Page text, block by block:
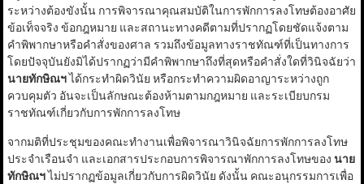
ระหว่างต้องขังนั้น การพิจารณาคุณสมบัติในการพักการลงโทษต้องอาศัย
ข้อเท็จจริง ข้อกฎหมาย และสถานะทางคดีตามที่ปรากฏโดยชัดแจ้งตาม
คำพิพากษาหรือคำสั่งของศาล รวมถึงข้อมูลทางราชทัณฑ์ที่เป็นทางการ
โดยปัจจุบันยังมิได้ปรากฏว่ามีคำพิพากษาถึงที่สุดหรือคำสั่งใดที่วินิจฉัยว่า
นายทักษิณฯได้กระทำผิดวินัย หรือกระทำความผิดอาญาระหว่างถูก
ควบคุมตัว อันจะเป็นลักษณะต้องห้ามตามกฎหมาย และระเบียบกรม
ราชทัณฑ์เกี่ยวกับการพักการลงโทษ
จากมติที่ประชุมของคณะทำงานเพื่อพิจารณาวินิจฉัยการพักการลงโทษ
ประจำเรือนจำ และเอกสารประกอบการพิจารณาพักการลงโทษของ นาย
ทักษิณฯไม่ปรากฏข้อมูลเกี่ยวกับการผิดวินัย ดังนั้น คณะอนุกรรมการเพื่อ